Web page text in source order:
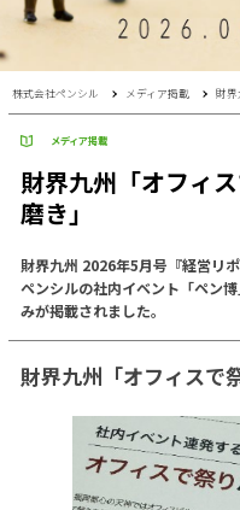
株式会社ペンシル メディア掲載 財界
メディア掲載
財界九州「オフィ
磨き」
財界九州 2026年5月号『経営リ
ペンシルの社内イベント「ペン
みが掲載されました。
財界九州「オフィスで